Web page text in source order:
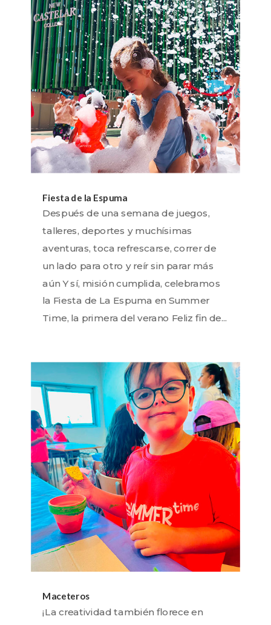
Fiesta de la Espuma
Después de una semana de juegos,
talleres, deportes y muchísimas
aventuras, toca refrescarse, correr de
un lado para otro y reír sin parar más
aún Y sí, misión cumplida, celebramos
la Fiesta de La Espuma en Summer
Time, la primera del verano Feliz fin de...
Maceteros
¡La creatividad también florece en